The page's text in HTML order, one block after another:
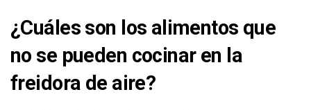
¿Cuáles son los alimentos que
no se pueden cocinar en la
freidora de aire?